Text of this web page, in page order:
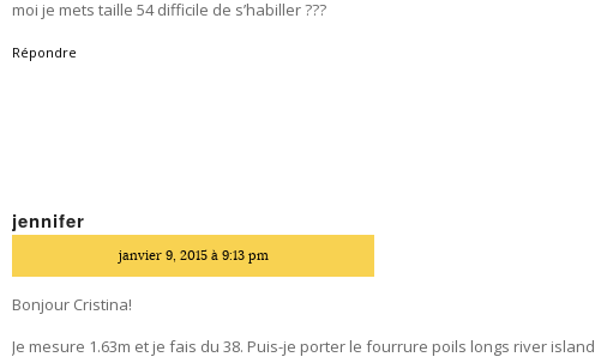
moi je mets taille 54 difficile de s’habiller ???
Répondre
jennifer
janvier 9, 2015 à 9:13 pm
Bonjour Cristina!
Je mesure 1.63m et je fais du 38. Puis-je porter le fourrure poils longs river island